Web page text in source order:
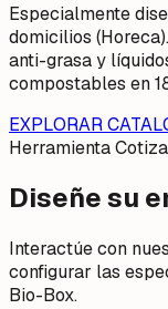
Especialmente
domicilios
anti-grasa y
compostables en
EXPLORAR
Herramienta
Diseñe su
Interactúe con
configurar las
Bio-Box.